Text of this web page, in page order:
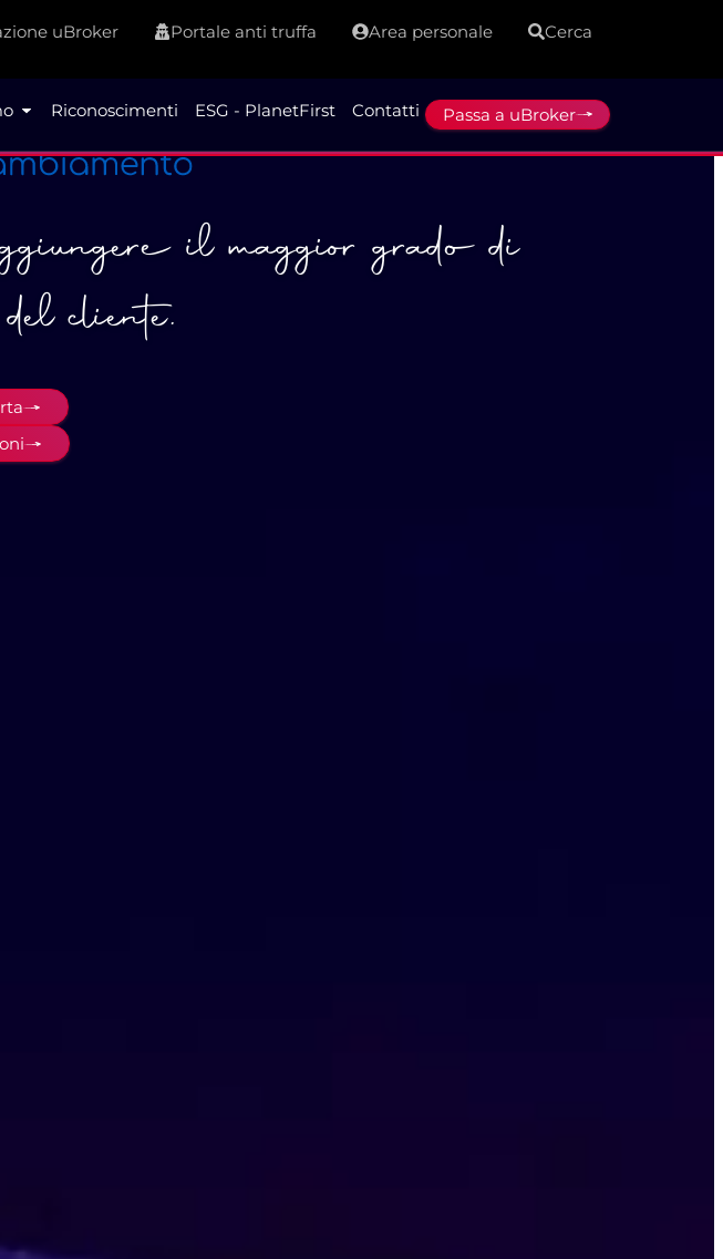
uBroker Portale anti truffa Area personale Cerca
Riconoscimenti ESG - PlanetFirst Contatti Passa a uBroker
il maggior grado di
cliente.